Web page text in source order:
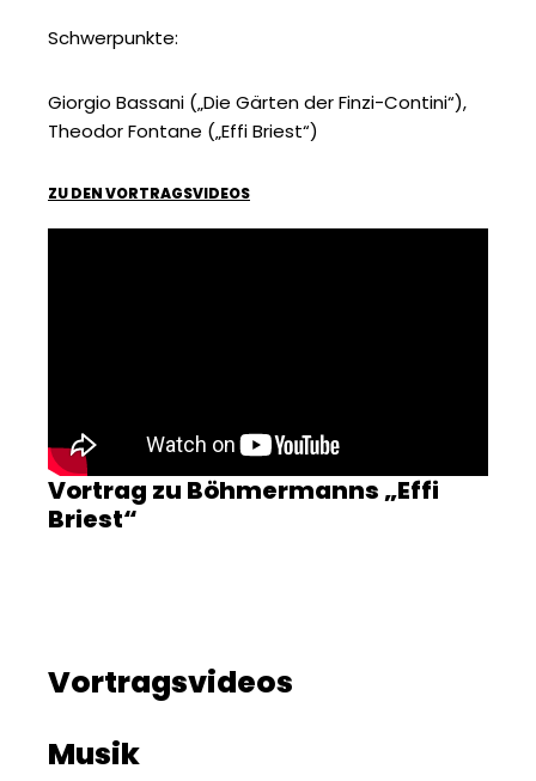
Schwerpunkte:
Giorgio Bassani („Die Gärten der Finzi-Contini“),
Theodor Fontane („Effi Briest“)
ZU DEN VORTRAGSVIDEOS
Vortrag zu Böhmermanns „Effi
Briest“
Vortragsvideos
Musik